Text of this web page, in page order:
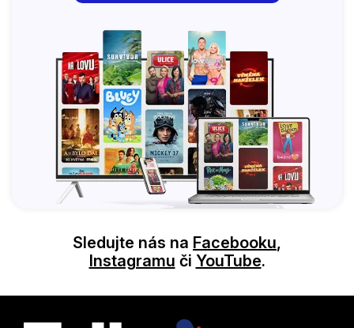
Sledujte nás na Facebooku,
Instagramu či YouTube.